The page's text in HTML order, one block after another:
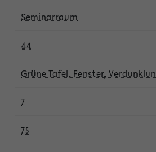
Seminarraum
44
Grüne Tafel, Fenster,
7
75